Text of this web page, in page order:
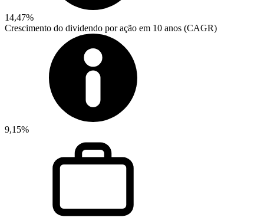
14,47%
Crescimento do dividendo por ação em 10 anos (CAGR)
9,15%